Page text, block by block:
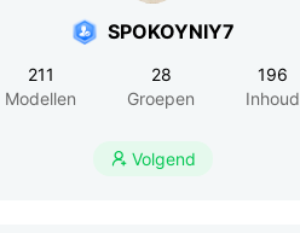
SPOKOYNIY7
211
Modellen
28
Groepen
196
Inhoud
 Volgend